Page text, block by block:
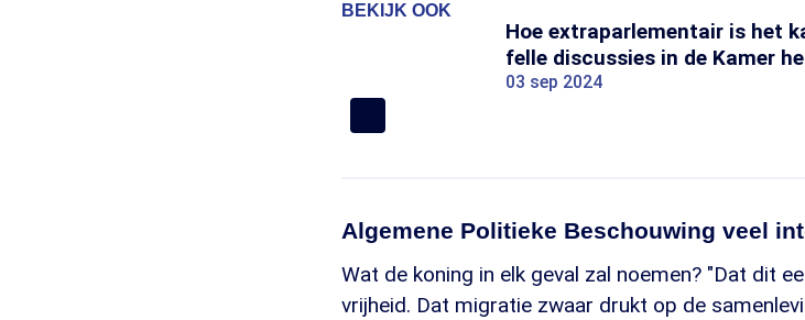
BEKIJK OOK
Hoe extraparlementair is het
felle discussies in de Kamer
03 sep 2024
Algemene Politieke Beschouwing veel
Wat de koning in elk geval zal noemen? "Dat dit
vrijheid. Dat migratie zwaar drukt op de